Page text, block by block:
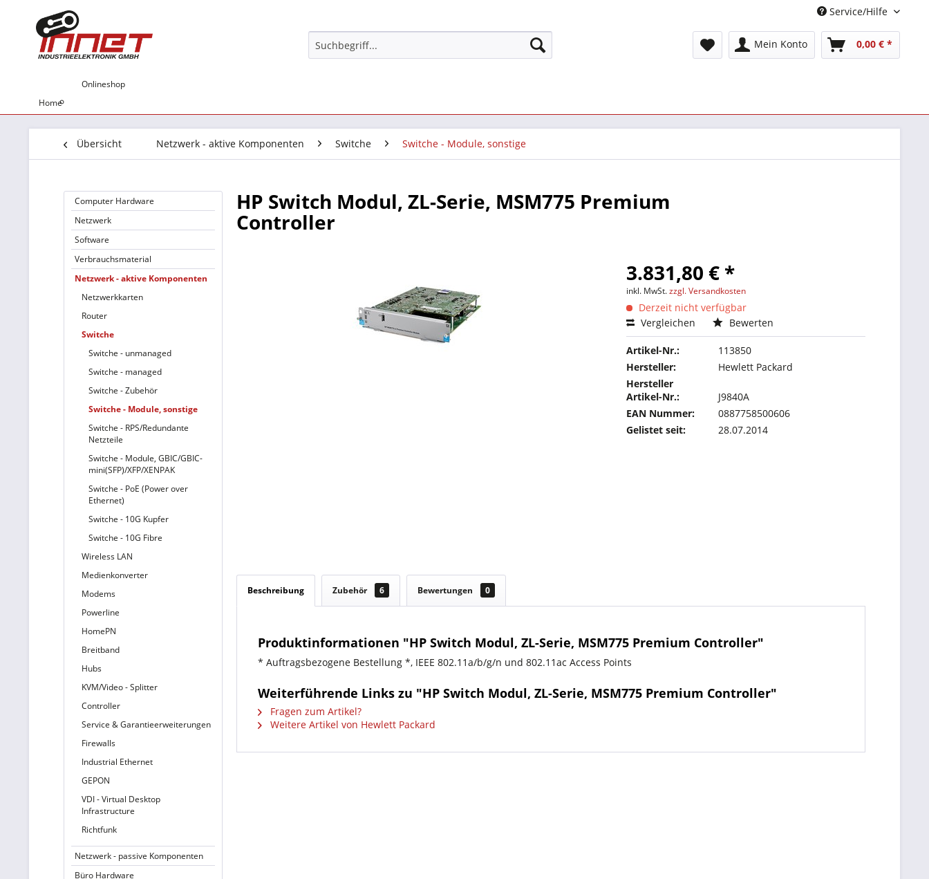
Service/Hilfe
Mein Konto 0,00 € *
Home
Onlineshop
Übersicht Netzwerk - aktive Komponenten Switche Switche - Module, sonstige
Computer Hardware
Netzwerk
Software
Verbrauchsmaterial
Netzwerk - aktive Komponenten
Netzwerkkarten
Router
Switche
Switche - unmanaged
Switche - managed
Switche - Zubehör
Switche - Module, sonstige
Switche - RPS/Redundante
Netzteile
Switche - Module, GBIC/GBIC-
mini(SFP)/XFP/XENPAK
Switche - PoE (Power over
Ethernet)
Switche - 10G Kupfer
Switche - 10G Fibre
Wireless LAN
Medienkonverter
Modems
Powerline
HomePN
Breitband
Hubs
KVM/Video - Splitter
Controller
Service & Garantieerweiterungen
Firewalls
Industrial Ethernet
GEPON
VDI - Virtual Desktop
Infrastructure
Richtfunk
Netzwerk - passive Komponenten
Büro Hardware
HP Switch Modul, ZL-Serie, MSM775 Premium
Controller
3.831,80 € *
inkl. MwSt.zzgl. Versandkosten
Derzeit nicht verfügbar
Vergleichen
Bewerten
Artikel-Nr.:
113850
Hersteller:
Hewlett Packard
Hersteller
Artikel-Nr.:
J9840A
EAN Nummer:
0887758500606
Gelistet seit:
28.07.2014
Beschreibung Zubehör 6 Bewertungen 0
Produktinformationen "HP Switch Modul, ZL-Serie, MSM775 Premium Controller"
* Auftragsbezogene Bestellung *, IEEE 802.11a/b/g/n und 802.11ac Access Points
Weiterführende Links zu "HP Switch Modul, ZL-Serie, MSM775 Premium Controller"
Fragen zum Artikel?
Weitere Artikel von Hewlett Packard